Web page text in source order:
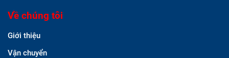
Về chúng tôi
Giới thiệu
Vận chuyển